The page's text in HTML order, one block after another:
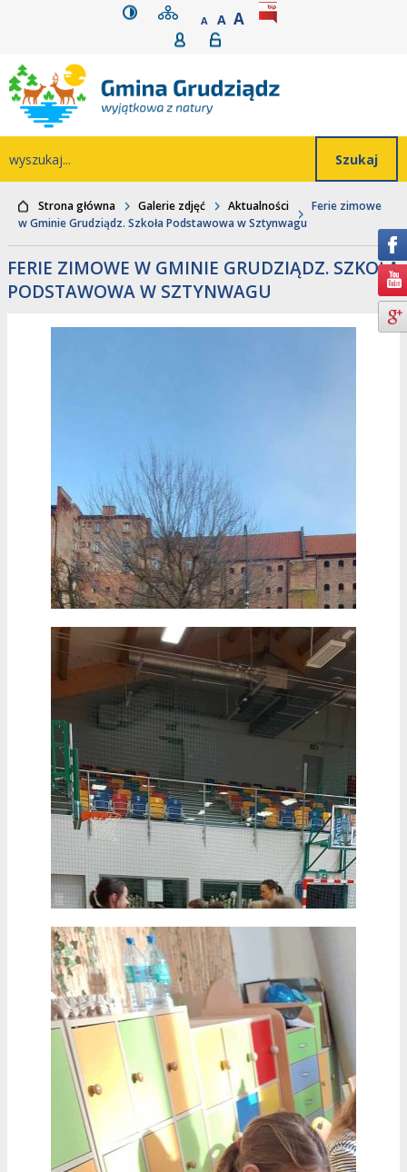
Przejdź do głównego
Przejdź do treści
Przejdź do
wyszukiwarki
Przejdź do mapywersja kontrastowa
mapa serwisu
A POMNIEJSZ CZCIONKĘ
A STANDARDOWY ROZMIAR
A POWIĘKSZ
rozmiar czcionki
Rejestracja
Strona główna Galerie zdjęć Aktualności
Ferie zimowe
w Gminie Grudziądz. Szkoła Podstawowa w Sztynwagu
FERIE ZIMOWE W GMINIE GRUDZIĄDZ. SZKOŁA
PODSTAWOWA W SZTYNWAGU